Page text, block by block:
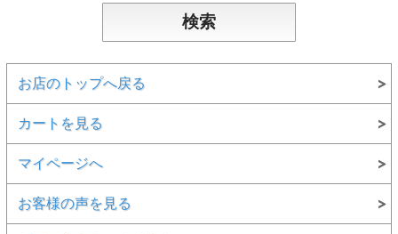
お店のトップへ戻る
カートを見る
マイページへ
お客様の声を見る